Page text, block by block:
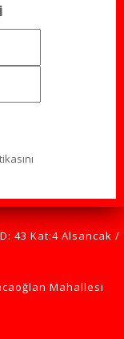
43 Kat:4 Alsancak /
Mahallesi